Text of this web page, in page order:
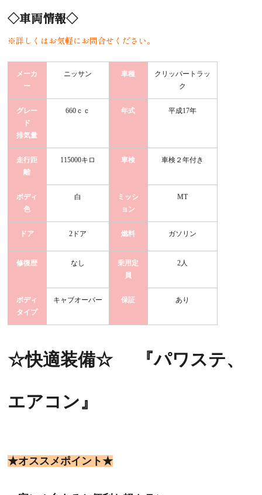
◇車両情報◇
※詳しくはお気軽にお問合せください。
メーカ
ー
ニッサン 車種
クリッパートラッ
ク
グレー
ド
排気量
660ｃｃ 年式 平成17年
走行距
離
115000キロ 車検 車検２年付き
ボディ
色
白
ミッシ
ョン
MT
ドア 2ドア 燃料 ガソリン
修復歴 なし
乗用定
員
2人
ボディ
タイプ
キャブオーバー 保証 あり
☆快適装備☆ 『パワステ、
エアコン』
★オススメポイント★